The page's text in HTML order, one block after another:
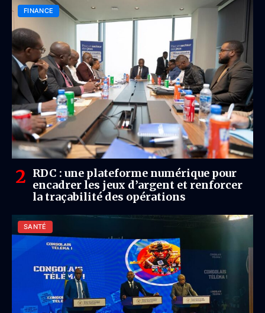
FINANCE
RDC : une plateforme numérique pour
encadrer les jeux d’argent et renforcer
la traçabilité des opérations
SANTÉ